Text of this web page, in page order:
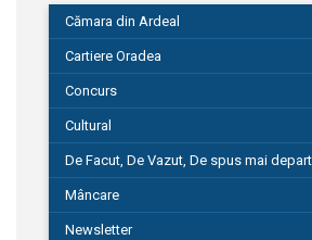
Cămara din Ardeal
Cartiere Oradea
Concurs
Cultural
De Facut, De Vazut, De spus mai
580
Mâncare
Newsletter